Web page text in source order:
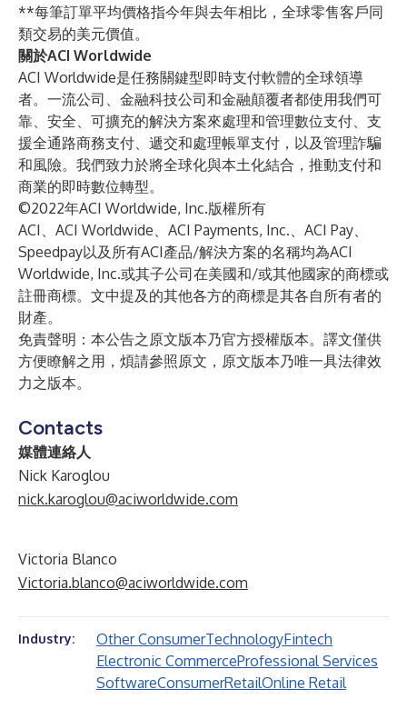
**每筆訂單平均價格指今年與去年相比，全球零售客戶同
類交易的美元價值。
關於ACI Worldwide
ACI Worldwide是任務關鍵型即時支付軟體的全球領導
者。一流公司、金融科技公司和金融顛覆者都使用我們可
靠、安全、可擴充的解決方案來處理和管理數位支付、支
援全通路商務支付、遞交和處理帳單支付 ，以及管理詐騙
和風險。我們致力於將全球化與本土化結合，推動支付和
商業的即時數位轉型。
©2022年ACI Worldwide, Inc.版權所有
ACI、ACI Worldwide、ACI Payments, Inc.、ACI Pay、
Speedpay以及所有ACI產品/解決方案的名稱均為ACI
Worldwide, Inc.或其子公司在美國和/或其他國家的商標或
註冊商標。文中提及的其他各方的商標是其各自所有者的
財產。
免責聲明：本公告之原文版本乃官方授權版本。譯文僅供
方便瞭解之用，煩請參照原文，原文版本乃唯一具法律效
力之版本。
Contacts
媒體連絡人
Nick Karoglou
nick.karoglou@aciworldwide.com
Victoria Blanco
Victoria.blanco@aciworldwide.com
Industry: Other ConsumerTechnologyFintech
Electronic CommerceProfessional Services
SoftwareConsumerRetailOnline Retail